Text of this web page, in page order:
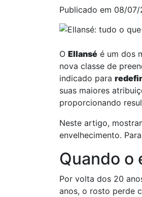
Publicado em 08/07/
O Ellansé é um dos
nova classe de
indicado para
suas maiores
proporcionando
Neste artigo,
envelhecimento.
Quando o
Por volta dos 20
anos, o rosto perde